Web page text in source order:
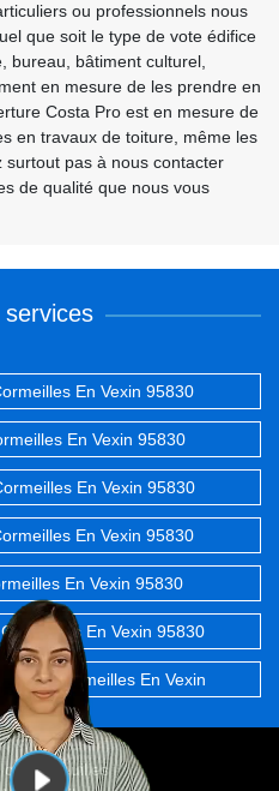
ou professionnels nous
que soit le type de vote édifice
bureau, bâtiment culturel,
en mesure de les prendre en
Costa Pro est en mesure de
en travaux de toiture, même les
surtout pas à nous contacter
de qualité que nous vous
En Vexin 95830
En Vexin 95830
En Vexin 95830
En Vexin 95830
En Vexin 95830
En Vexin 95830
Cormeilles En Vexin